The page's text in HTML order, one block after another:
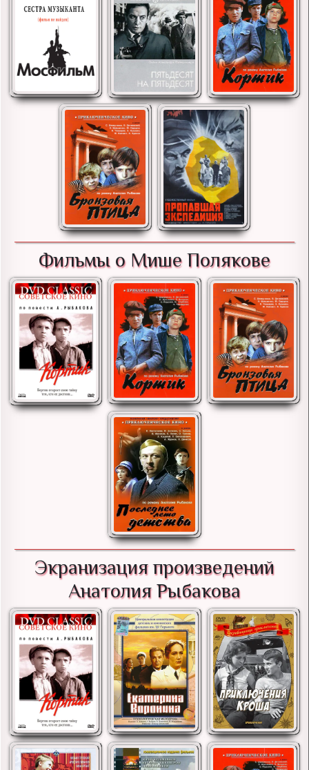
Фильмы о Мише Полякове
Экранизация произведений
Анатолия Рыбакова